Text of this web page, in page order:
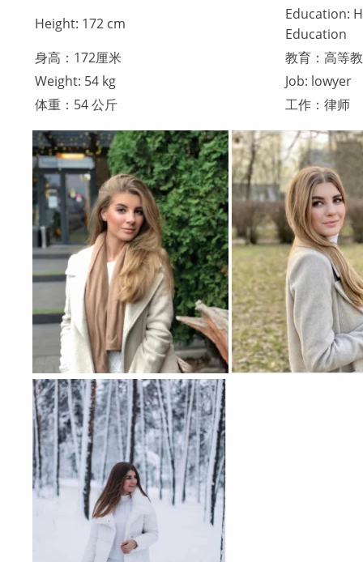
Height: 172 cm
Education:
Education
身高：172厘米
教育：高等
Weight: 54 kg
Job: lowyer
体重：54 公斤
工作：律师